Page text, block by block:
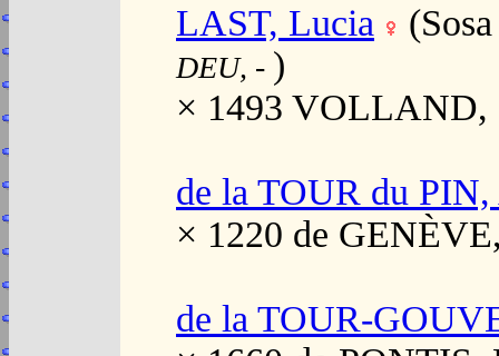
LAST, Lucia
DEU, - )
× 1493 VOLLAND,
de la TOUR du
× 1220 de
de la TOUR-